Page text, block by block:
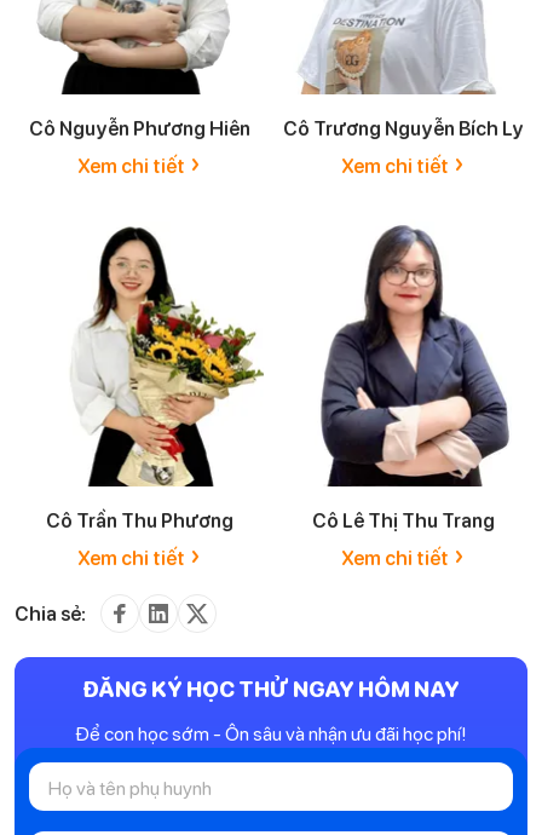
Cô Nguyễn Phương Hiên
Xem chi tiết ›
Cô Trương Nguyễn Bích Ly
Xem chi tiết ›
Cô Trần Thu Phương
Xem chi tiết ›
Cô Lê Thị Thu Trang
Xem chi tiết ›
Chia sẻ:
ĐĂNG KÝ HỌC THỬ NGAY HÔM NAY
Để con học sớm - Ôn sâu và nhận ưu đãi học phí!